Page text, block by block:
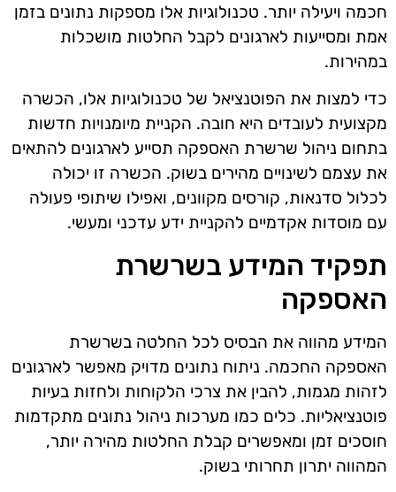
חכמה ויעילה יותר. טכנולוגיות אלו מספקות נתונים בזמן
אמת ומסייעות לארגונים לקבל החלטות מושכלות
במהירות.
כדי למצות את הפוטנציאל של טכנולוגיות אלו, הכשרה
מקצועית לעובדים היא חובה. הקניית מיומנויות חדשות
בתחום ניהול שרשרת האספקה תסייע לארגונים להתאים
את עצמם לשינויים מהירים בשוק. הכשרה זו יכולה
לכלול סדנאות, קורסים מקוונים, ואפילו שיתופי פעולה
עם מוסדות אקדמיים להקניית ידע עדכני ומעשי.
תפקיד המידע בשרשרת
האספקה
המידע מהווה את הבסיס לכל החלטה בשרשרת
האספקה החכמה. ניתוח נתונים מדויק מאפשר לארגונים
לזהות מגמות, להבין את צרכי הלקוחות ולחזות בעיות
פוטנציאליות. כלים כמו מערכות ניהול נתונים מתקדמות
חוסכים זמן ומאפשרים קבלת החלטות מהירה יותר,
המהווה יתרון תחרותי בשוק.